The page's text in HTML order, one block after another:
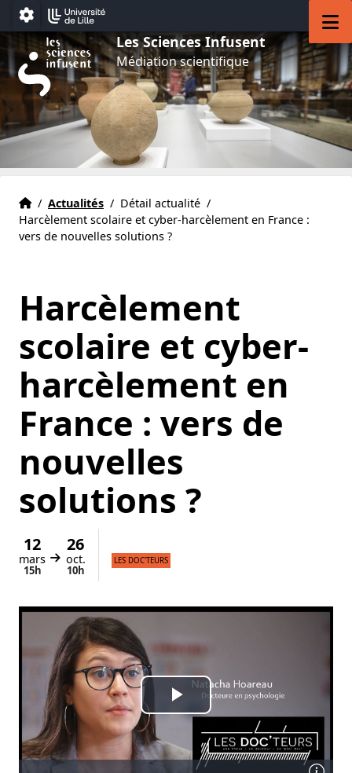
Aller au menu
Aller au contenu
Aller au pied de page
Paramétrage
Les Sciences Infusent
Médiation scientifique
Accueil
Accueil
/ Actualités / Détail actualité /
Harcèlement scolaire et cyber-harcèlement en France :
vers de nouvelles solutions ?
Harcèlement
scolaire et cyber-
harcèlement en
France : vers de
nouvelles
solutions ?
Du
12
mars
15h au
26
oct.
10h
LES DOC'TEURS